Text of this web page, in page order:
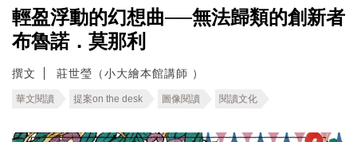
輕盈浮動的幻想曲──無法歸類的創新者
布魯諾．莫那利
撰文 莊世瑩（小大繪本館講師 ）
華文閱讀 提案on the desk 圖像閱讀 閱讀文化